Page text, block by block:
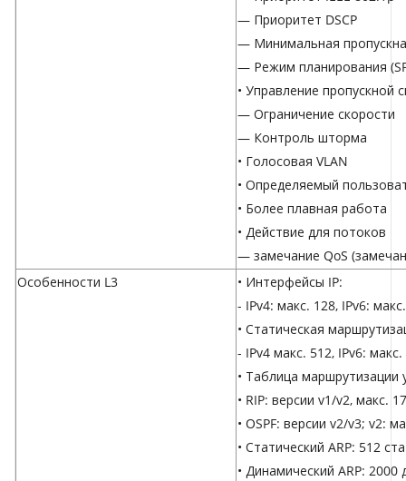
— Приоритет DSCP
— Минимальная
— Режим планирования
• Управление пропускной
— Ограничение скорости
— Контроль шторма
• Голосовая VLAN
• Определяемый
• Более плавная работа
• Действие для потоков
— замечание QoS
Особенности L3
• Интерфейсы IP:
- IPv4: макс. 128, IPv6:
• Статическая
- IPv4 макс. 512, IPv6:
• Таблица маршрутизации
• RIP: версии v1/v2, макс.
• OSPF: версии v2/v3; v2:
• Статический ARP: 512
• Динамический ARP: 2000